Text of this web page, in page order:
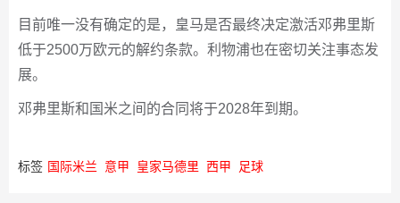
目前唯一没有确定的是，皇马是否最终决定激活邓弗里斯
低于2500万欧元的解约条款。利物浦也在密切关注事态发
展。
邓弗里斯和国米之间的合同将于2028年到期。
标签 国际米兰 意甲 皇家马德里 西甲 足球